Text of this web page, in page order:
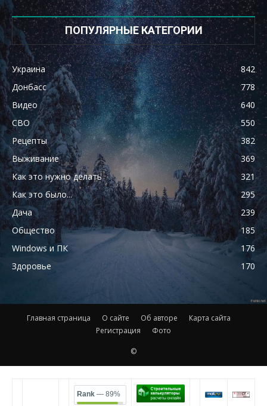
ПОПУЛЯРНЫЕ КАТЕГОРИИ
Украина
842
Донбасс
778
Видео
640
СВО
550
Рецепты
382
Выживание
369
Как это нужно делать
321
Как это было...
295
Дача
239
Общество
185
Windows и ПК
176
Здоровье
170
Главная страница О сайте Об авторе
Карта сайта
Регистрация
Фото
©
Rank — 89%